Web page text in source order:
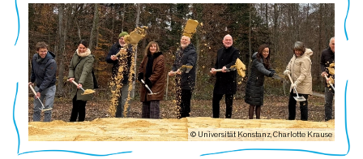
© Universität Konstanz, Charlotte Krause